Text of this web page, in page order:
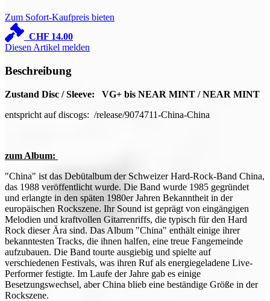
Zum Sofort-Kaufpreis bieten
CHF 14.00
Diesen Artikel melden
Beschreibung
Zustand Disc / Sleeve: VG+ bis NEAR MINT / NEAR MINT
entspricht auf discogs: /release/9074711-China-China
zum Album:
"China" ist das Debütalbum der Schweizer Hard-Rock-Band China,
das 1988 veröffentlicht wurde. Die Band wurde 1985 gegründet
und erlangte in den späten 1980er Jahren Bekanntheit in der
europäischen Rockszene. Ihr Sound ist geprägt von eingängigen
Melodien und kraftvollen Gitarrenriffs, die typisch für den Hard
Rock dieser Ära sind. Das Album "China" enthält einige ihrer
bekanntesten Tracks, die ihnen halfen, eine treue Fangemeinde
aufzubauen. Die Band tourte ausgiebig und spielte auf
verschiedenen Festivals, was ihren Ruf als energiegeladene Live-
Performer festigte. Im Laufe der Jahre gab es einige
Besetzungswechsel, aber China blieb eine beständige Größe in der
Rockszene.